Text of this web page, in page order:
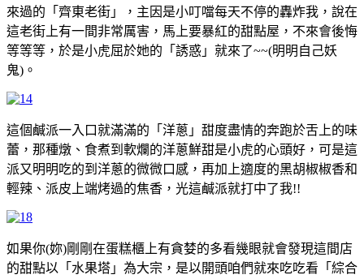
來過的「齊東老街」，主因是小叮噹每天不停的轟炸我，說在
這老街上有一間非常厲害，馬上要暴紅的甜點屋，不來會後悔
等等等，於是小虎屈於她的「誘惑」就來了~~(明明自己妖
鬼)。
這個鹹派一入口就滿滿的「洋蔥」甜度盡情的奔跑於舌上的味
蕾，那種燉、食煮到軟爛的洋蔥鮮甜是小虎的心頭好，可是這
派又明明吃的到洋蔥的微微口感，再加上適度的黑胡椒椒香和
輕辣、派皮上端烤過的焦香，光這鹹派就打中了我!!
如果你(妳)剛剛在蛋糕櫃上有貪婪的多看幾眼就會發現這間店
的甜點以「水果塔」為大宗，是以開頭咱們就來吃吃看「綜合